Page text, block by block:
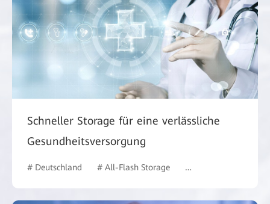
Schneller Storage für eine verlässliche
Gesundheitsversorgung
# Deutschland # All-Flash Storage # Gesundheitswesen